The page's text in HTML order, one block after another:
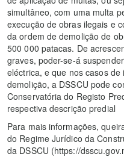
simultâneo, com uma multa
execução de obras ilegais e
da ordem de demolição de
500 000 patacas. De
graves, poder-se-á
eléctrica, e que nos casos
demolição, a DSSCU pode
Conservatória do Registo
respectiva descrição predial
Para mais informações,
do Regime Jurídico da
da DSSCU (https://